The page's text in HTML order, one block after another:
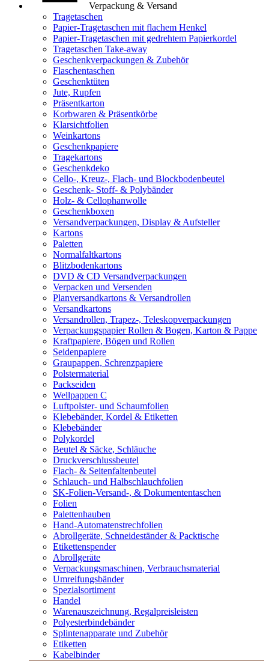
Verpackung & Versand
Tragetaschen
Papier-Tragetaschen mit flachem Henkel
Papier-Tragetaschen mit gedrehtem Papierkordel
Tragetaschen Take-away
Geschenkverpackungen & Zubehör
Flaschentaschen
Geschenktüten
Jute, Rupfen
Präsentkarton
Korbwaren & Präsentkörbe
Klarsichtfolien
Weinkartons
Geschenkpapiere
Tragekartons
Geschenkdeko
Cello-, Kreuz-, Flach- und Blockbodenbeutel
Geschenk- Stoff- & Polybänder
Holz- & Cellophanwolle
Geschenkboxen
Versandverpackungen, Display & Aufsteller
Kartons
Paletten
Normalfaltkartons
Blitzbodenkartons
DVD & CD Versandverpackungen
Verpacken und Versenden
Planversandkartons & Versandrollen
Versandkartons
Versandrollen, Trapez-, Teleskopverpackungen
Verpackungspapier Rollen & Bogen, Karton & Pappe
Kraftpapiere, Bögen und Rollen
Seidenpapiere
Graupappen, Schrenzpapiere
Polstermaterial
Packseiden
Wellpappen C
Luftpolster- und Schaumfolien
Klebebänder, Kordel & Etiketten
Klebebänder
Polykordel
Beutel & Säcke, Schläuche
Druckverschlussbeutel
Flach- & Seitenfaltenbeutel
Schlauch- und Halbschlauchfolien
SK-Folien-Versand-, & Dokumententaschen
Folien
Palettenhauben
Hand-Automatenstrechfolien
Abrollgeräte, Schneideständer & Packtische
Etikettenspender
Abrollgeräte
Verpackungsmaschinen, Verbrauchsmaterial
Umreifungsbänder
Spezialsortiment
Handel
Warenauszeichnung, Regalpreisleisten
Polyesterbindebänder
Splintenapparate und Zubehör
Etiketten
Kabelbinder